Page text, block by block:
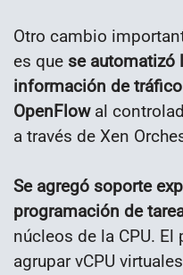
Otro cambio
es que se automatizó
información de
OpenFlowal
a través de Xen
Se agregó soporte
programación de
núcleos de la CPU.
agrupar vCPU